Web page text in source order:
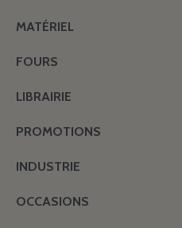
MATÉRIEL
FOURS
LIBRAIRIE
PROMOTIONS
INDUSTRIE
OCCASIONS